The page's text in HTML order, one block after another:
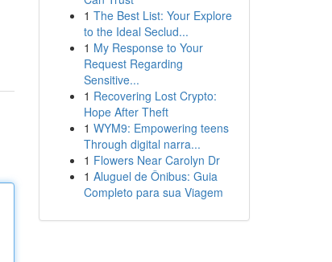
1 The Best List: Your Explore
to the Ideal Seclud...
1 My Response to Your
Request Regarding
Sensitive...
1 Recovering Lost Crypto:
Hope After Theft
1 WYM9: Empowering teens
Through digital narra...
1 Flowers Near Carolyn Dr
1 Aluguel de Ônibus: Guia
Completo para sua Viagem